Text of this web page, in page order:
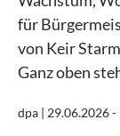
für
von Keir
Ganz oben
dpa | 29.06.2026